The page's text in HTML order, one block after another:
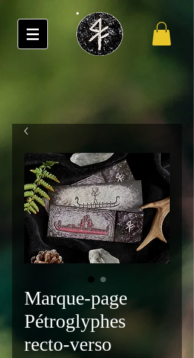
Marque-page
Pétroglyphes
recto-verso